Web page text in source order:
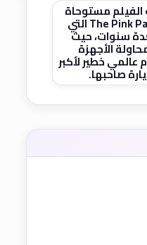
مستوحاة
من سلسلة أفلام The Pink Panther التي
سنوات، حيث
الأجهزة
عالمي خطير لأكبر
صاحبها.